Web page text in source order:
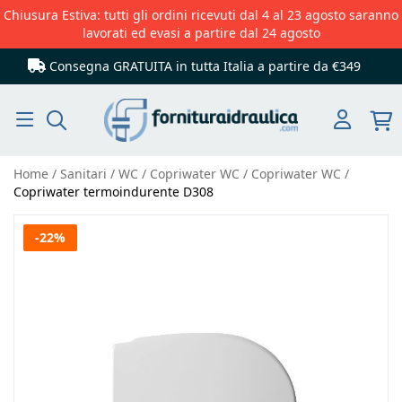
Chiusura Estiva: tutti gli ordini ricevuti dal 4 al 23 agosto saranno
lavorati ed evasi a partire dal 24 agosto
Consegna GRATUITA in tutta Italia a partire da €349
Home Sanitari WC Copriwater WC
Copriwater WC
Copriwater termoindurente D308
Vai
-22%